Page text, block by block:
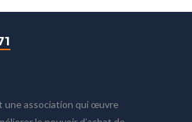
une association qui œuvre